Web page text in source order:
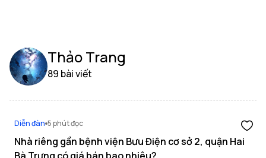
Thảo Trang
89 bài viết
Diễn đàn 5 phút đọc
Nhà riêng gần bệnh viện Bưu Điện cơ sở 2, quận Hai